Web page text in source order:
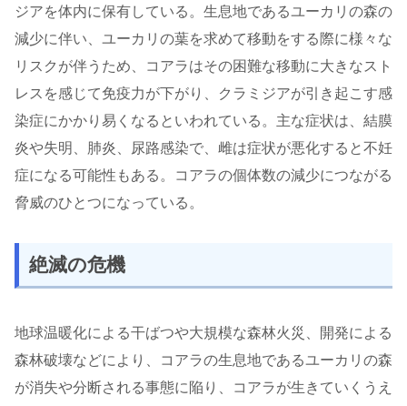
ジアを体内に保有している。生息地であるユーカリの森の
減少に伴い、ユーカリの葉を求めて移動をする際に様々な
リスクが伴うため、コアラはその困難な移動に大きなスト
レスを感じて免疫力が下がり、クラミジアが引き起こす感
染症にかかり易くなるといわれている。主な症状は、結膜
炎や失明、肺炎、尿路感染で、雌は症状が悪化すると不妊
症になる可能性もある。コアラの個体数の減少につながる
脅威のひとつになっている。
絶滅の危機
地球温暖化による干ばつや大規模な森林火災、開発による
森林破壊などにより、コアラの生息地であるユーカリの森
が消失や分断される事態に陥り、コアラが生きていくうえ